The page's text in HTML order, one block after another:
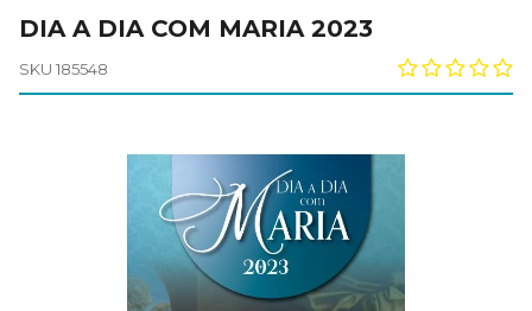
DIA A DIA COM MARIA 2023
SKU 185548